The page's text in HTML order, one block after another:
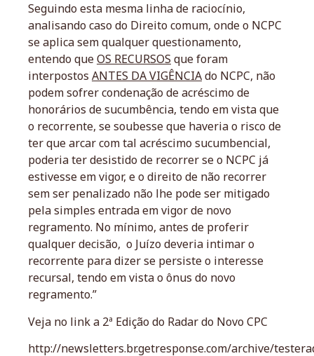
Seguindo esta mesma linha de raciocínio,
analisando caso do Direito comum, onde o NCPC
se aplica sem qualquer questionamento,
entendo queOS RECURSOS que foram
interpostos ANTES DA VIGÊNCIAdo NCPC, não
podem sofrer condenação de acréscimo de
honorários de sucumbência, tendo em vista que
o recorrente, se soubesse que haveria o risco de
ter que arcar com tal acréscimo sucumbencial,
poderia ter desistido de recorrer se o NCPC já
estivesse em vigor, e o direito de não recorrer
sem ser penalizado não lhe pode ser mitigado
pela simples entrada em vigor de novo
regramento. No mínimo, antes de proferir
qualquer decisão, o Juízo deveria intimar o
recorrente para dizer se persiste o interesse
recursal, tendo em vista o ônus do novo
regramento.”
Veja no link a 2ª Edição do Radar do Novo CPC
http://newsletters.br.getresponse.com/archive/